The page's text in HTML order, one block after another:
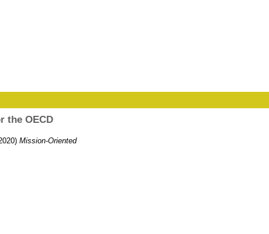
the OECD
Mission-Oriented